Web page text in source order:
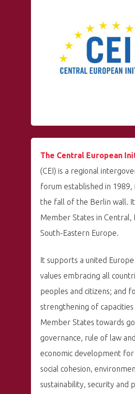
The Central European
(CEI) is a regional
forum established in 1989,
the fall of the Berlin wall.
Member States in Central,
South-Eastern Europe.
It supports a united
values embracing all
peoples and citizens; and
strengthening of
Member States towards
governance, rule of law
economic development for
social cohesion,
sustainability, security and